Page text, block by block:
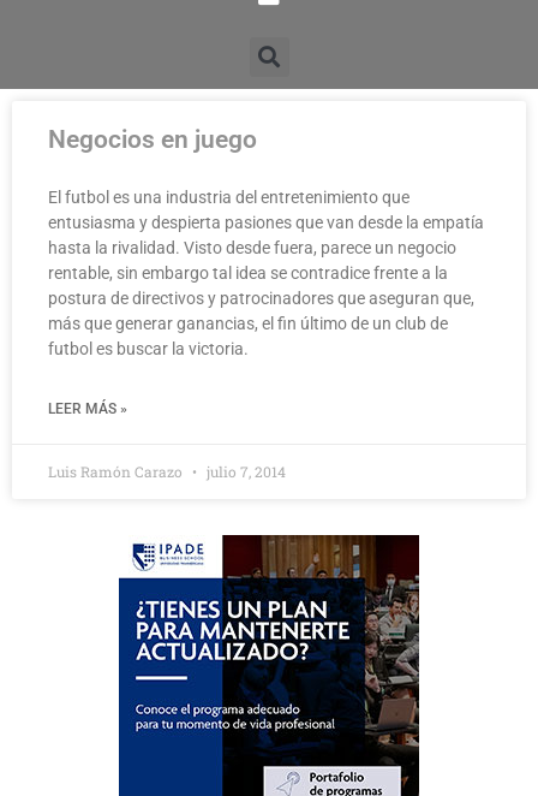
Negocios en juego
El futbol es una industria del entretenimiento que
entusiasma y despierta pasiones que van desde la empatía
hasta la rivalidad. Visto desde fuera, parece un negocio
rentable, sin embargo tal idea se contradice frente a la
postura de directivos y patrocinadores que aseguran que,
más que generar ganancias, el fin último de un club de
futbol es buscar la victoria.
LEER MÁS »
Luis Ramón Carazo julio 7, 2014